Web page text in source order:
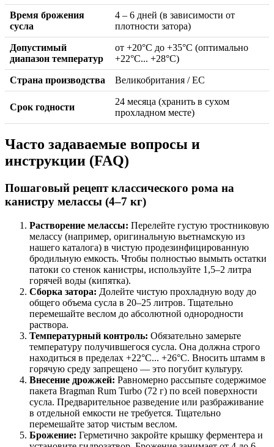
Время брожения
сусла
4 – 6 дней (в зависимости от
плотности затора)
Допустимый
диапазон температур
от +20°C до +35°C (оптимально
+22°C... +28°C)
Страна производства Великобритания / ЕС
Срок годности
24 месяца (хранить в сухом
прохладном месте)
Часто задаваемые вопросы и
инструкции (FAQ)
Пошаговый рецепт классического рома на
канистру мелассы (4–7 кг)
Растворение мелассы: Перелейте густую тростниковую
мелассу (например, оригинальную вьетнамскую из
нашего каталога) в чистую продезинфицированную
бродильную емкость. Чтобы полностью вымыть остатки
патоки со стенок канистры, используйте 1,5–2 литра
горячей воды (кипятка).
Сборка затора: Долейте чистую прохладную воду до
общего объема сусла в 20–25 литров. Тщательно
перемешайте веслом до абсолютной однородности
раствора.
Температурный контроль: Обязательно замерьте
температуру получившегося сусла. Она должна строго
находиться в пределах +22°C... +26°C. Вносить штамм в
горячую среду запрещено — это погубит культуру.
Внесение дрожжей: Равномерно рассыпьте содержимое
пакета Bragman Rum Turbo (72 г) по всей поверхности
сусла. Предварительное разведение или разбраживание
в отдельной емкости не требуется. Тщательно
перемешайте затор чистым веслом.
Брожение: Герметично закройте крышку ферментера и